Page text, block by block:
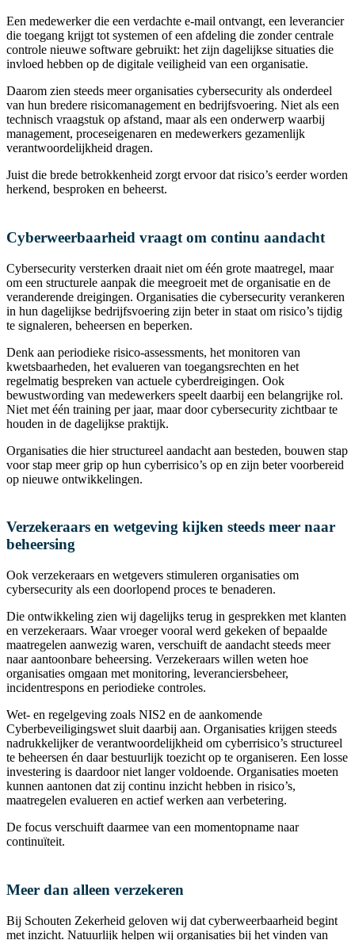
Een medewerker die een verdachte e-mail ontvangt, een leverancier
die toegang krijgt tot systemen of een afdeling die zonder centrale
controle nieuwe software gebruikt: het zijn dagelijkse situaties die
invloed hebben op de digitale veiligheid van een organisatie.
Daarom zien steeds meer organisaties cybersecurity als onderdeel
van hun bredere risicomanagement en bedrijfsvoering. Niet als een
technisch vraagstuk op afstand, maar als een onderwerp waarbij
management, proceseigenaren en medewerkers gezamenlijk
verantwoordelijkheid dragen.
Juist die brede betrokkenheid zorgt ervoor dat risico’s eerder worden
herkend, besproken en beheerst.
Cyberweerbaarheid vraagt om continu aandacht
Cybersecurity versterken draait niet om één grote maatregel, maar
om een structurele aanpak die meegroeit met de organisatie en de
veranderende dreigingen. Organisaties die cybersecurity verankeren
in hun dagelijkse bedrijfsvoering zijn beter in staat om risico’s tijdig
te signaleren, beheersen en beperken.
Denk aan periodieke risico-assessments, het monitoren van
kwetsbaarheden, het evalueren van toegangsrechten en het
regelmatig bespreken van actuele cyberdreigingen. Ook
bewustwording van medewerkers speelt daarbij een belangrijke rol.
Niet met één training per jaar, maar door cybersecurity zichtbaar te
houden in de dagelijkse praktijk.
Organisaties die hier structureel aandacht aan besteden, bouwen stap
voor stap meer grip op hun cyberrisico’s op en zijn beter voorbereid
op nieuwe ontwikkelingen.
Verzekeraars en wetgeving kijken steeds meer naar
beheersing
Ook verzekeraars en wetgevers stimuleren organisaties om
cybersecurity als een doorlopend proces te benaderen.
Die ontwikkeling zien wij dagelijks terug in gesprekken met klanten
en verzekeraars. Waar vroeger vooral werd gekeken of bepaalde
maatregelen aanwezig waren, verschuift de aandacht steeds meer
naar aantoonbare beheersing. Verzekeraars willen weten hoe
organisaties omgaan met monitoring, leveranciersbeheer,
incidentrespons en periodieke controles.
Wet- en regelgeving zoals NIS2 en de aankomende
Cyberbeveiligingswet sluit daarbij aan. Organisaties krijgen steeds
nadrukkelijker de verantwoordelijkheid om cyberrisico’s structureel
te beheersen én daar bestuurlijk toezicht op te organiseren. Een losse
investering is daardoor niet langer voldoende. Organisaties moeten
kunnen aantonen dat zij continu inzicht hebben in risico’s,
maatregelen evalueren en actief werken aan verbetering.
De focus verschuift daarmee van een momentopname naar
continuïteit.
Meer dan alleen verzekeren
Bij Schouten Zekerheid geloven wij dat cyberweerbaarheid begint
met inzicht. Natuurlijk helpen wij organisaties bij het vinden van